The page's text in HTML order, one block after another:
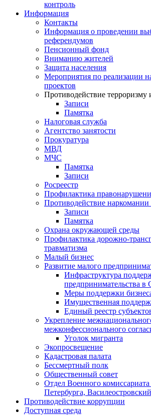
контроль
Информация
Контакты
Информация о проведении
референдумов
Пенсионный фонд
Вниманию жителей
Защита населения
Мероприятия по реализации
проектов
Противодействие терроризму
Записи
Памятка
Налоговая служба
Агентство занятости
Прокуратура
МВД
МЧС
Памятка
Записи
Росреестр
Профилактика
Противодействие
Записи
Памятка
Охрана окружающей среды
Профилактика дорожно-
травматизма
Малый бизнес
Развитие малого
Инфраструктура
предпринимательства в
Меры поддержки
Имущественная
Единый реестр
Укрепление
межконфессионального
Уголок мигранта
Экопросвещение
Кадастровая палата
Бессмертный полк
Общественный совет
Отдел Военного комиссариата
Петербурга,
Противодействие коррупции
Доступная среда